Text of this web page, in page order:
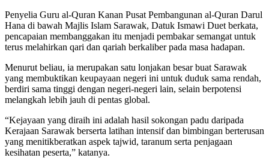
Penyelia Guru al-Quran Kanan Pusat Pembangunan al-Quran Darul
Hana di bawah Majlis Islam Sarawak, Datuk Ismawi Duet berkata,
pencapaian membanggakan itu menjadi pembakar semangat untuk
terus melahirkan qari dan qariah berkaliber pada masa hadapan.
Menurut beliau, ia merupakan satu lonjakan besar buat Sarawak
yang membuktikan keupayaan negeri ini untuk duduk sama rendah,
berdiri sama tinggi dengan negeri-negeri lain, selain berpotensi
melangkah lebih jauh di pentas global.
“Kejayaan yang diraih ini adalah hasil sokongan padu daripada
Kerajaan Sarawak berserta latihan intensif dan bimbingan berterusan
yang menitikberatkan aspek tajwid, taranum serta penjagaan
kesihatan peserta,” katanya.